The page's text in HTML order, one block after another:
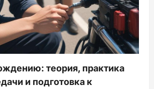
теория, практика
и подготовка к